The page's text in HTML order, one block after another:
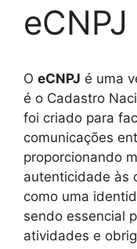
eCNPJ
O eCNPJ é uma
é o Cadastro
foi criado para
comunicações
proporcionando
autenticidade às
como uma
sendo essencial
atividades e